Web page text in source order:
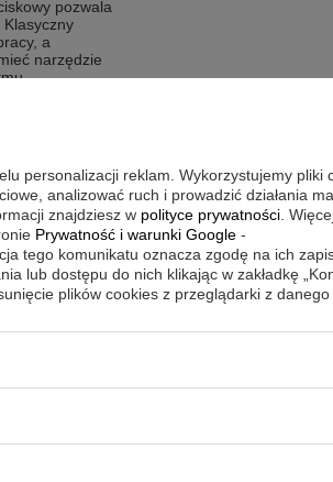
pozwala
Klasyczny
a
narzędzie
formą.
co
CT i dodają
wkładu
personalizacji reklam. Wykorzystujemy pliki
analizować ruch i prowadzić działania
znajdziesz w polityce prywatności .
Prywatność i warunki Google -
tego komunikatu oznacza zgodę na ich
lub dostępu do nich klikając w zakładkę
plików cookies z przeglądarki z